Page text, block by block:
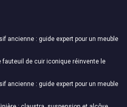
ancienne : guide expert pour un meuble
de cuir iconique réinvente le
ancienne : guide expert pour un meuble